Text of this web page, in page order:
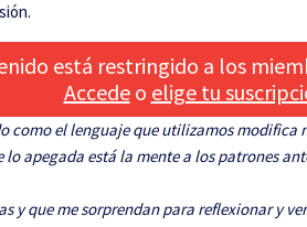
está restringido a los
Accedeo elige tu
como el lenguaje que utilizamos
apegada está la mente a los patrones
y que me sorprendan para reflexionar y